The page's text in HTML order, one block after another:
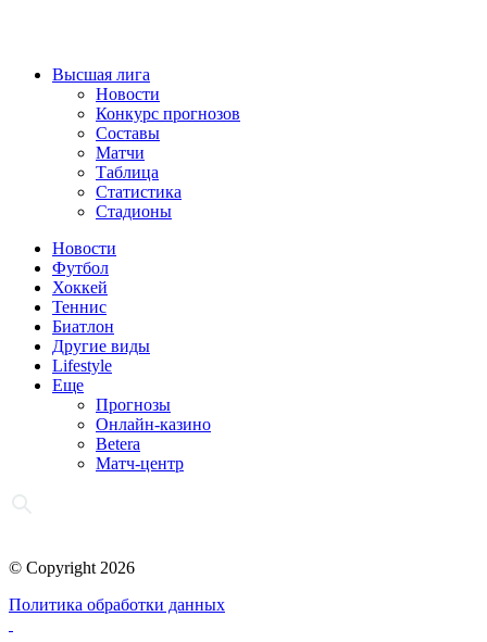
Высшая лига
Новости
Конкурс прогнозов
Составы
Матчи
Таблица
Статистика
Стадионы
Новости
Футбол
Хоккей
Теннис
Биатлон
Другие виды
Lifestyle
Еще
Прогнозы
Онлайн-казино
Betera
Матч-центр
© Copyright 2026
Политика обработки данных